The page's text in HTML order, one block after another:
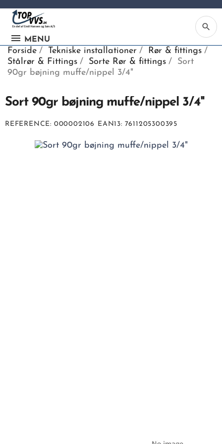
MENU
search
Forside Tekniske installationer
Rør & fittings
Stålrør & Fittings
Sorte Rør & fittings
Sort
90gr bøjning muffe/nippel 3/4"
Sort 90gr bøjning muffe/nippel 3/4"
REFERENCE 000002106 EAN13 7611205300395